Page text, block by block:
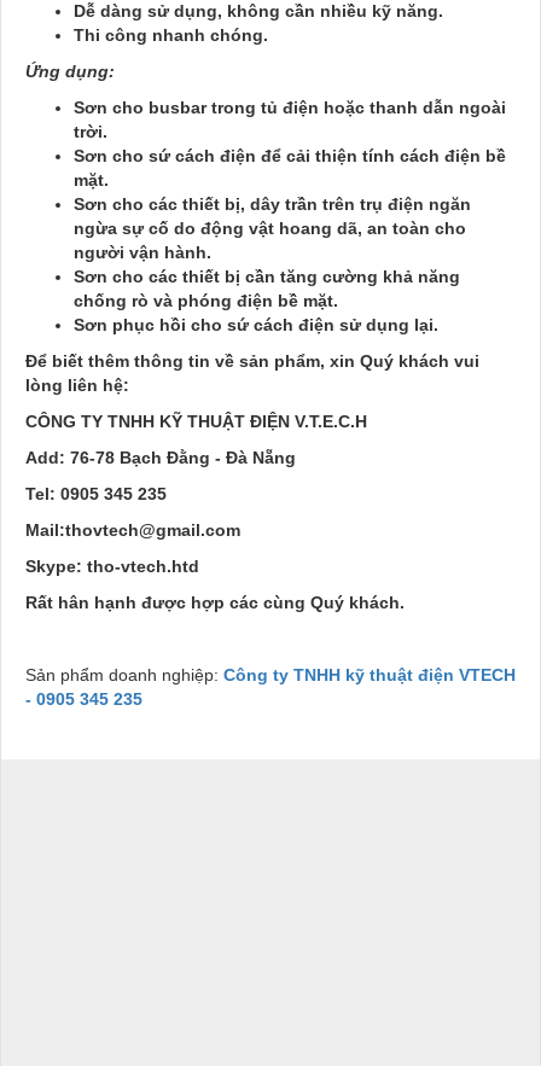
Dễ dàng sử dụng, không cần nhiều kỹ năng.
Thi công nhanh chóng.
Ứng dụng:
Sơn cho busbar trong tủ điện hoặc thanh dẫn ngoài
trời.
Sơn cho sứ cách điện để cải thiện tính cách điện bề
mặt.
Sơn cho các thiết bị, dây trần trên trụ điện ngăn
ngừa sự cố do động vật hoang dã, an toàn cho
người vận hành.
Sơn cho các thiết bị cần tăng cường khả năng
chống rò và phóng điện bề mặt.
Sơn phục hồi cho sứ cách điện sử dụng lại.
Để biết thêm thông tin về sản phẩm, xin Quý khách vui
lòng liên hệ:
CÔNG TY TNHH KỸ THUẬT ĐIỆN V.T.E.C.H
Add: 76-78 Bạch Đằng - Đà Nẵng
Tel: 0905 345 235
Mail:thovtech@gmail.com
Skype: tho-vtech.htd
Rất hân hạnh được hợp các cùng Quý khách.
Sản phẩm doanh nghiệp: Công ty TNHH kỹ thuật điện VTECH
- 0905 345 235